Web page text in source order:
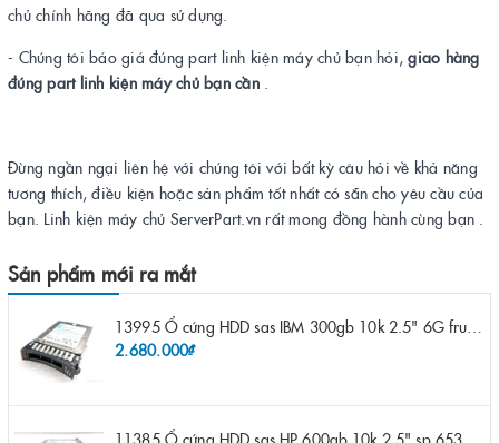
chủ chính hãng đã qua sử dụng.
- Chúng tôi báo giá đúng part linh kiện máy chủ bạn hỏi,giao hàng
đúng part linh kiện máy chủ bạn cần.
Đừng ngần ngại liên hệ với chúng tôi với bất kỳ câu hỏi về khả năng
tương thích, điều kiện hoặc sản phẩm tốt nhất có sẵn cho yêu cầu của
bạn. Linh kiện máy chủ ServerPart.vn rất mong đồng hành cùng bạn .
Sản phẩm mới ra mắt
2.680.000₫